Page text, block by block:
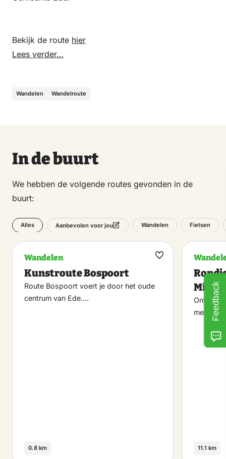
Bekijk de route hier
Lees verder…
Wandelen Wandelroute
In de buurt
We hebben de volgende routes gevonden in de
buurt:
Alles Aanbevolen voor jou Wandelen Fietsen
Wandelen
Kunstroute Bospoort
Route Bospoort voert je door het oude
centrum van Ede.…
0.8 km
Maak
Ontdek
met
11.1 km
Feedback